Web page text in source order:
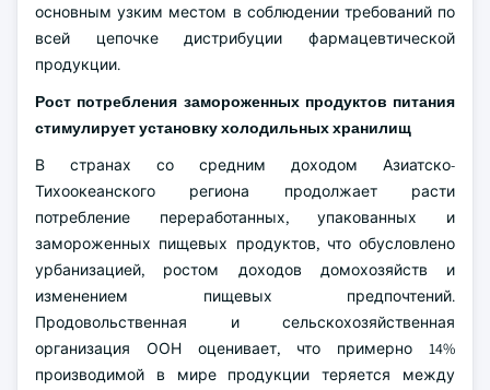
основным узким местом в соблюдении требований по
всей цепочке дистрибуции фармацевтической
продукции.
Рост потребления замороженных продуктов питания
стимулирует установку холодильных хранилищ
В странах со средним доходом Азиатско-
Тихоокеанского региона продолжает расти
потребление переработанных, упакованных и
замороженных пищевых продуктов, что обусловлено
урбанизацией, ростом доходов домохозяйств и
изменением пищевых предпочтений.
Продовольственная и сельскохозяйственная
организация ООН оценивает, что примерно 14%
производимой в мире продукции теряется между